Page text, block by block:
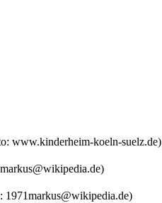
www.kinderheim-koeln-suelz.de)
1971markus@wikipedia.de)